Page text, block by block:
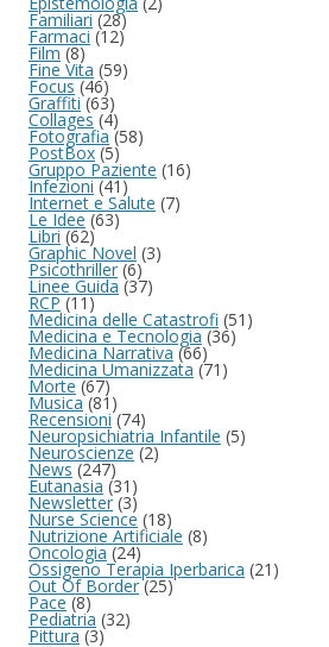
Familiari(28)
Farmaci(12)
Film(8)
Fine Vita (59)
Focus(46)
Graffiti(63)
Collages (4)
Fotografia (58)
PostBox(5)
Gruppo Paziente (16)
Infezioni(41)
Internet e Salute (7)
Le Idee(63)
Libri(62)
Graphic Novel (3)
Psicothriller(6)
Linee Guida (37)
RCP(11)
Medicina delle Catastrofi (51)
Medicina e Tecnologia(36)
Medicina Narrativa(66)
Medicina Umanizzata (71)
Morte(67)
Musica(81)
Recensioni(74)
Neuropsichiatria Infantile (5)
Neuroscienze(2)
News(247)
Eutanasia (31)
Newsletter (3)
Nurse Science (18)
Nutrizione Artificiale (8)
Oncologia(24)
Ossigeno Terapia Iperbarica (21)
Out Of Border(25)
Pace(8)
Pediatria (32)
Pittura(3)